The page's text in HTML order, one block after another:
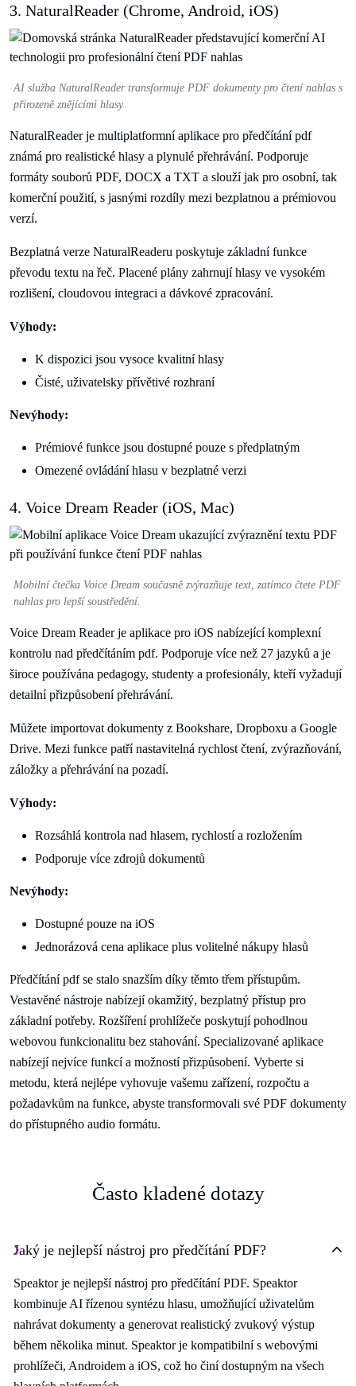
3. NaturalReader (Chrome, Android, iOS)
AI služba NaturalReader transformuje PDF dokumenty pro čtení nahlas s
přirozeně znějícími hlasy.
NaturalReader je multiplatformní aplikace pro předčítání pdf
známá pro realistické hlasy a plynulé přehrávání. Podporuje
formáty souborů PDF, DOCX a TXT a slouží jak pro osobní, tak
komerční použití, s jasnými rozdíly mezi bezplatnou a prémiovou
verzí.
Bezplatná verze NaturalReaderu poskytuje základní funkce
převodu textu na řeč. Placené plány zahrnují hlasy ve vysokém
rozlišení, cloudovou integraci a dávkové zpracování.
Výhody:
K dispozici jsou vysoce kvalitní hlasy
Čisté, uživatelsky přívětivé rozhraní
Nevýhody:
Prémiové funkce jsou dostupné pouze s předplatným
Omezené ovládání hlasu v bezplatné verzi
4. Voice Dream Reader (iOS, Mac)
Mobilní čtečka Voice Dream současně zvýrazňuje text, zatímco čtete PDF
nahlas pro lepší soustředění.
Voice Dream Reader je aplikace pro iOS nabízející komplexní
kontrolu nad předčítáním pdf. Podporuje více než 27 jazyků a je
široce používána pedagogy, studenty a profesionály, kteří vyžadují
detailní přizpůsobení přehrávání.
Můžete importovat dokumenty z Bookshare, Dropboxu a Google
Drive. Mezi funkce patří nastavitelná rychlost čtení, zvýrazňování,
záložky a přehrávání na pozadí.
Výhody:
Rozsáhlá kontrola nad hlasem, rychlostí a rozložením
Podporuje více zdrojů dokumentů
Nevýhody:
Dostupné pouze na iOS
Jednorázová cena aplikace plus volitelné nákupy hlasů
Předčítání pdf se stalo snazším díky těmto třem přístupům.
Vestavěné nástroje nabízejí okamžitý, bezplatný přístup pro
základní potřeby. Rozšíření prohlížeče poskytují pohodlnou
webovou funkcionalitu bez stahování. Specializované aplikace
nabízejí nejvíce funkcí a možností přizpůsobení. Vyberte si
metodu, která nejlépe vyhovuje vašemu zařízení, rozpočtu a
požadavkům na funkce, abyste transformovali své PDF dokumenty
do přístupného audio formátu.
Často kladené dotazy
Jaký je nejlepší nástroj pro předčítání PDF?
Speaktor je nejlepší nástroj pro předčítání PDF. Speaktor
kombinuje AI řízenou syntézu hlasu, umožňující uživatelům
nahrávat dokumenty a generovat realistický zvukový výstup
během několika minut. Speaktor je kompatibilní s webovými
prohlížeči, Androidem a iOS, což ho činí dostupným na všech